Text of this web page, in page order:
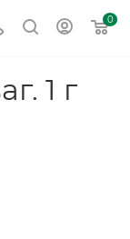
0
1 г